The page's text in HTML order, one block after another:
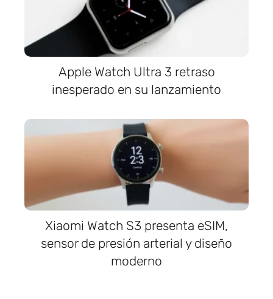
Apple Watch Ultra 3 retraso
inesperado en su lanzamiento
Xiaomi Watch S3 presenta eSIM,
sensor de presión arterial y diseño
moderno